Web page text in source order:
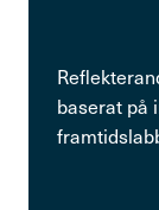
baserat på